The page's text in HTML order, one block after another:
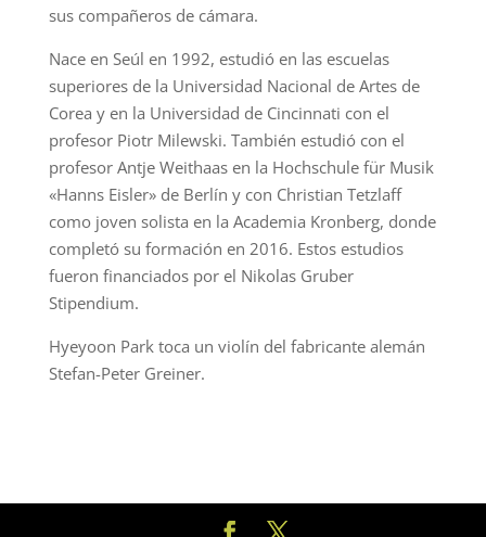
sus compañeros de cámara.
Nace en Seúl en 1992, estudió en las escuelas
superiores de la Universidad Nacional de Artes de
Corea y en la Universidad de Cincinnati con el
profesor Piotr Milewski. También estudió con el
profesor Antje Weithaas en la Hochschule für Musik
«Hanns Eisler» de Berlín y con Christian Tetzlaff
como joven solista en la Academia Kronberg, donde
completó su formación en 2016. Estos estudios
fueron financiados por el Nikolas Gruber
Stipendium.
Hyeyoon Park toca un violín del fabricante alemán
Stefan-Peter Greiner.